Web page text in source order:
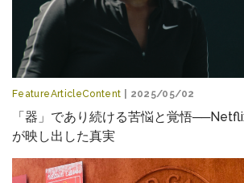
FeatureArticleContent | 2025/05/02
「器」であり続ける苦悩と覚悟
が映し出した真実